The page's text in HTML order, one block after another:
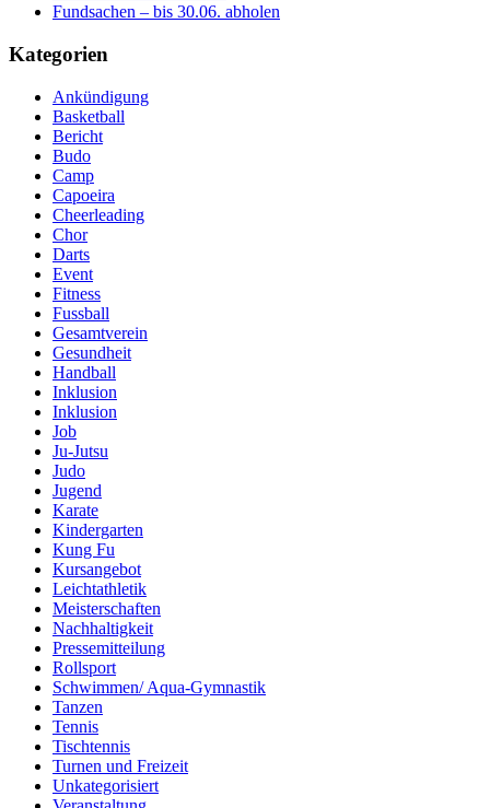
Fundsachen – bis 30.06. abholen
Kategorien
Ankündigung
Basketball
Bericht
Budo
Camp
Capoeira
Cheerleading
Chor
Darts
Event
Fitness
Fussball
Gesamtverein
Gesundheit
Handball
Inklusion
Inklusion
Job
Ju-Jutsu
Judo
Jugend
Karate
Kindergarten
Kung Fu
Kursangebot
Leichtathletik
Meisterschaften
Nachhaltigkeit
Pressemitteilung
Rollsport
Schwimmen/ Aqua-Gymnastik
Tanzen
Tennis
Tischtennis
Turnen und Freizeit
Unkategorisiert